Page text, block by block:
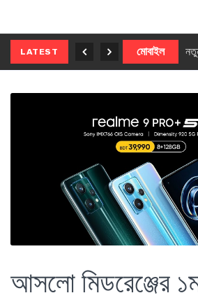
LATEST মোবাইল
আসলো মিডরেঞ্জের